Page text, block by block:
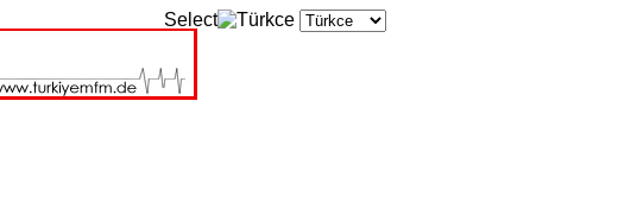
Select